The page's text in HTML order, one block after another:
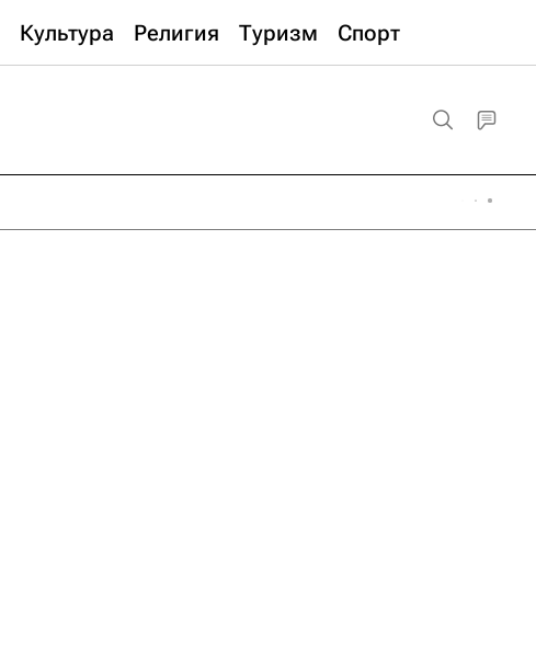
Культура Религия Туризм Спорт